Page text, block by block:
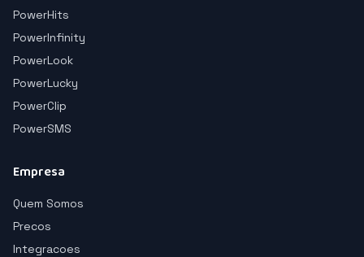
PowerHits
PowerInfinity
PowerLook
PowerLucky
PowerClip
PowerSMS
Empresa
Quem Somos
Precos
Integracoes